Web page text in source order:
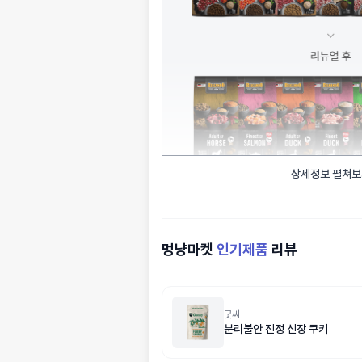
상세정보 펼쳐
멍냥마켓 인기제품 리뷰
굿씨
분리불안 진정 신장 쿠키